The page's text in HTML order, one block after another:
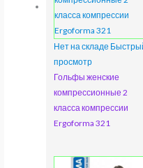
Нет на складе
просмотр
Гольфы женские
компрессионные 2
класса компрессии
Ergoforma 321